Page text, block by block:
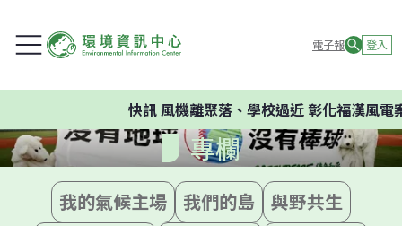
電子報 登入
快訊風機離聚落、學校過近 彰化福漢風電
專欄
我的氣候主場 我們的島
與野共生